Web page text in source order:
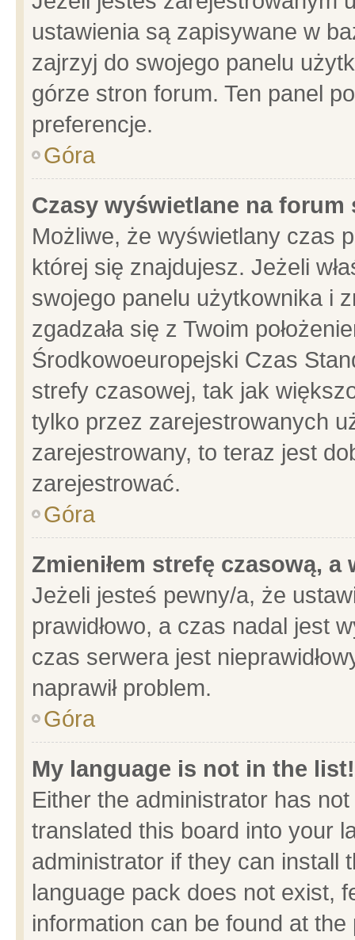
ustawienia są zapisywane w
zajrzyj do swojego panelu
górze stron forum. Ten panel
preferencje.
Góra
Czasy wyświetlane na forum
Możliwe, że wyświetlany czas
której się znajdujesz. Jeżeli
swojego panelu użytkownika i
zgadzała się z Twoim
Środkowoeuropejski Czas
strefy czasowej, tak jak
tylko przez zarejestrowanych
zarejestrowany, to teraz jest
zarejestrować.
Góra
Zmieniłem strefę czasową,
Jeżeli jesteś pewny/a, że
prawidłowo, a czas nadal jest
czas serwera jest
naprawił problem.
Góra
My language is not in the list!
Either the administrator has
translated this board into your
administrator if they can install
language pack does not exist,
information can be found at